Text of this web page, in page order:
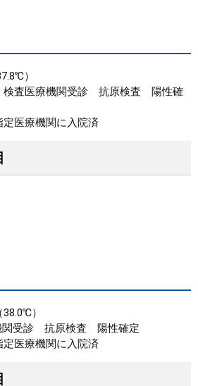
）
検査医療機関受診 抗原検査 陽性確
医療機関に入院済
）
関受診 抗原検査 陽性確定
医療機関に入院済